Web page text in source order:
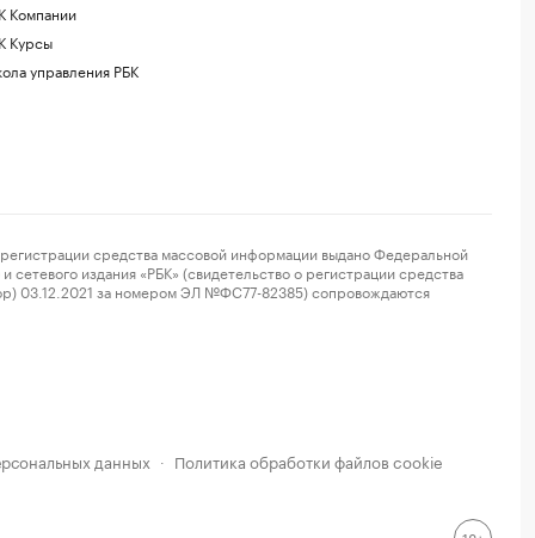
Компании
Курсы
управления РБК
средства массовой информации выдано Федеральной
издания «РБК» (свидетельство о регистрации средства
03.12.2021 за номером ЭЛ №ФС77-82385) сопровождаются
данных · Политика обработки файлов cookie